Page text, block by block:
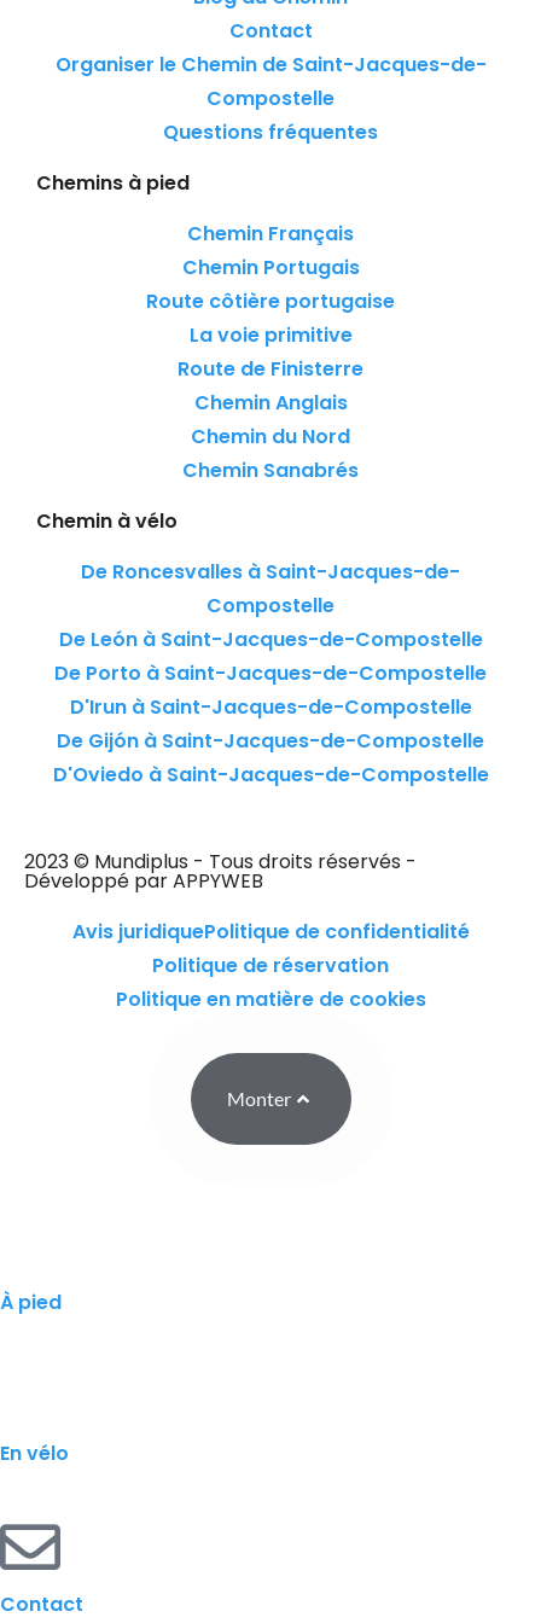
Contact
Organiser le Chemin de Saint-Jacques-de-
Compostelle
Questions fréquentes
Chemins à pied
Chemin Français
Chemin Portugais
Route côtière portugaise
La voie primitive
Route de Finisterre
Chemin Anglais
Chemin du Nord
Chemin Sanabrés
Chemin à vélo
De Roncesvalles à Saint-Jacques-de-
Compostelle
De León à Saint-Jacques-de-Compostelle
De Porto à Saint-Jacques-de-Compostelle
D'Irun à Saint-Jacques-de-Compostelle
De Gijón à Saint-Jacques-de-Compostelle
D'Oviedo à Saint-Jacques-de-Compostelle
2023 © Mundiplus - Tous droits réservés -
Développé par APPYWEB
Avis juridiquePolitique de confidentialité
Politique de réservation
Politique en matière de cookies
Monter
À pied
En vélo
Contact